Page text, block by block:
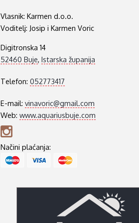
VUKOVARSKO-SRIJEMSKA ŽUPANIJA
ISTARSKA ŽUPANIJA
Vlasnik: Karmen d.o.o.
Voditelj: Josip i Karmen Voric
Digitronska 14
52460 Buje, Istarska županija
Telefon: 052773417
E-mail: vinavoric@gmail.com
Web: www.aquariusbuje.com
Načini plaćanja: